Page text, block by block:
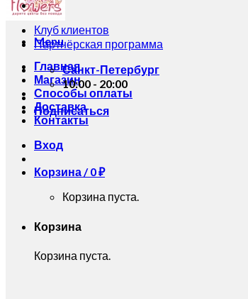
Menu
Главная
Магазин
Способы оплаты
Доставка
Контакты
Вход
Корзина /0₽
Корзина пуста.
Корзина
Корзина пуста.
Клуб клиентов
Партнёрская программа
Санкт-Петербург
10:00 - 20:00
Подписаться